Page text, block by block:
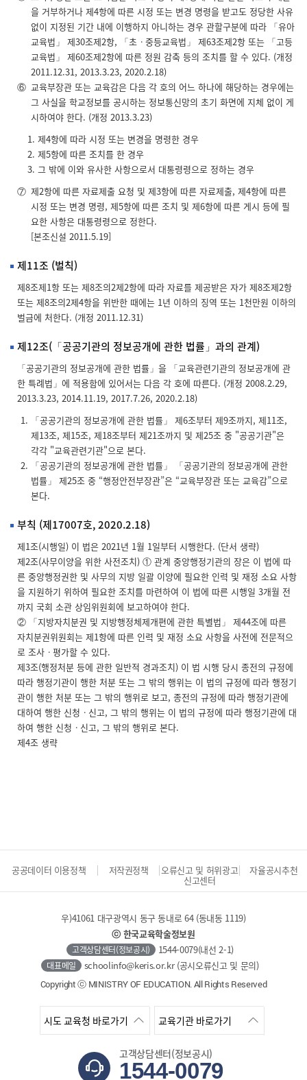
을 거부하거나 제4항에 따른 시정 또는 변경 명령을 받고도 정당한 사유
없이 지정된 기간 내에 이행하지 아니하는 경우 관할구분에 따라 「유아
교육법」 제30조제2항, 「초ㆍ중등교육법」 제63조제2항 또는 「고등
교육법」 제60조제2항에 따른 정원 감축 등의 조치를 할 수 있다. (개정
2011.12.31, 2013.3.23, 2020.2.18)
⑥ 교육부장관 또는 교육감은 다음 각 호의 어느 하나에 해당하는 경우에는
그 사실을 학교정보를 공시하는 정보통신망의 초기 화면에 지체 없이 게
시하여야 한다. (개정 2013.3.23)
제4항에 따라 시정 또는 변경을 명령한 경우
제5항에 따른 조치를 한 경우
그 밖에 이와 유사한 사항으로서 대통령령으로 정하는 경우
⑦ 제2항에 따른 자료제출 요청 및 제3항에 따른 자료제출, 제4항에 따른
시정 또는 변경 명령, 제5항에 따른 조치 및 제6항에 따른 게시 등에 필
요한 사항은 대통령령으로 정한다.
[본조신설 2011.5.19]
제11조 (벌칙)
제8조제1항 또는 제8조의2제2항에 따라 자료를 제공받은 자가 제8조제2항
또는 제8조의2제4항을 위반한 때에는 1년 이하의 징역 또는 1천만원 이하의
벌금에 처한다. (개정 2011.12.31)
제12조(「공공기관의 정보공개에 관한 법률」과의 관계)
「공공기관의 정보공개에 관한 법률」을 「교육관련기관의 정보공개에 관
한 특례법」에 적용함에 있어서는 다음 각 호에 따른다. (개정 2008.2.29,
2013.3.23, 2014.11.19, 2017.7.26, 2020.2.18)
「공공기관의 정보공개에 관한 법률」 제6조부터 제9조까지, 제11조,
제13조, 제15조, 제18조부터 제21조까지 및 제25조 중 "공공기관"은
각각 "교육관련기관"으로 본다.
「공공기관의 정보공개에 관한 법률」 「공공기관의 정보공개에 관한
법률」 제25조 중 “행정안전부장관”은 “교육부장관 또는 교육감”으로
본다.
부칙 (제17007호, 2020.2.18)
제1조(시행일) 이 법은 2021년 1월 1일부터 시행한다. (단서 생략)
제2조(사무이양을 위한 사전조치) ① 관계 중앙행정기관의 장은 이 법에 따
른 중앙행정권한 및 사무의 지방 일괄 이양에 필요한 인력 및 재정 소요 사항
을 지원하기 위하여 필요한 조치를 마련하여 이 법에 따른 시행일 3개월 전
까지 국회 소관 상임위원회에 보고하여야 한다.
② 「지방자치분권 및 지방행정체제개편에 관한 특별법」 제44조에 따른
자치분권위원회는 제1항에 따른 인력 및 재정 소요 사항을 사전에 전문적으
로 조사ㆍ평가할 수 있다.
제3조(행정처분 등에 관한 일반적 경과조치) 이 법 시행 당시 종전의 규정에
따라 행정기관이 행한 처분 또는 그 밖의 행위는 이 법의 규정에 따라 행정기
관이 행한 처분 또는 그 밖의 행위로 보고, 종전의 규정에 따라 행정기관에
대하여 행한 신청ㆍ신고, 그 밖의 행위는 이 법의 규정에 따라 행정기관에 대
하여 행한 신청ㆍ신고, 그 밖의 행위로 본다.
제4조 생략
공공데이터 이용정책 저작권정책 오류신고 및 허위광고
신고센터
자율공시추천
우)41061 대구광역시 동구 동내로 64 (동내동 1119)
ⓒ 한국교육학술정보원
고객상담센터(정보공시) 1544-0079(내선 2-1)
대표메일 schoolinfo@keris.or.kr (공시오류신고 및 문의)
Copyright ⓒ MINISTRY OF EDUCATION. All Rights Reserved
시도 교육청 바로가기 교육기관 바로가기
고객상담센터(정보공시)
1544-0079